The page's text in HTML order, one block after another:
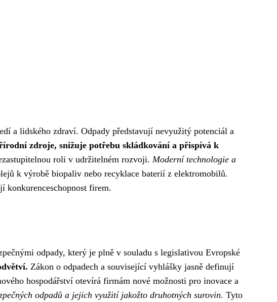
a lidského zdraví. Odpady představují nevyužitý potenciál a
zdroje, snižuje potřebu skládkování a přispívá k
roli v udržitelném rozvoji. Moderní technologie a
k výrobě biopaliv nebo recyklace baterií z elektromobilů.
konkurenceschopnost firem.
odpady, který je plně v souladu s legislativou Evropské
Zákon o odpadech a související vyhlášky jasně definují
hospodářství otevírá firmám nové možnosti pro inovace a
odpadů a jejich využití jakožto druhotných surovin. Tyto